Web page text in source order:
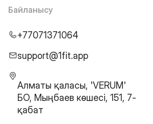
Байланысу
+77071371064
support@1fit.app
Алматы қаласы, 'VERUM'
БО, Мыңбаев көшесі, 151, 7-
қабат